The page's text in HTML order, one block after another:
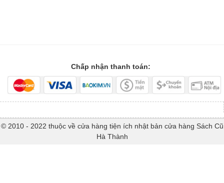
Chấp nhận thanh toán:
© 2010 - 2022 thuộc về cửa hàng tiện ích nhật bản cửa hàng Sách Cũ
Hà Thành